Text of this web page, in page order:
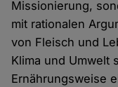
Missionierung,
mit rationalen
von Fleisch und
Klima und Umwelt
Ernährungsweise